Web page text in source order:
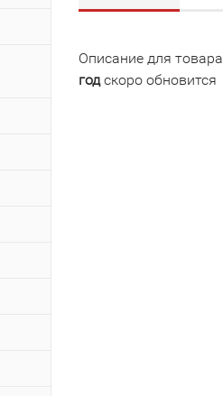
Описание для товара
годскоро обновится